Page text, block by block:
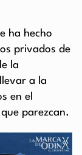
ha hecho
privados de
la
a la
en el
parezcan.